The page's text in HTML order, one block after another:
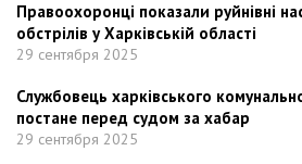
Правоохоронці показали руйнівні
обстрілів у Харківській області
29 сентября 2025
Службовець харківського
постане перед судом за хабар
29 сентября 2025